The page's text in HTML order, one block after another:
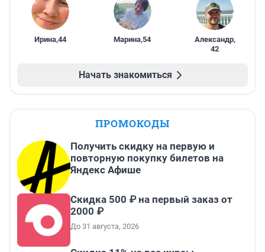
Ирина,44 Марина,54 Александр,
42
Начать знакомиться
ПРОМОКОДЫ
Получить скидку на первую и
повторную покупку билетов на
Яндекс Афише
Скидка 500 ₽ на первый заказ от
2000 ₽
До 31 августа, 2026